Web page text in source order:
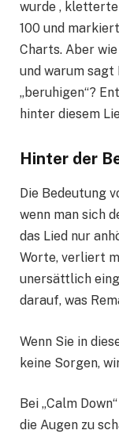
wurde ,
100 und
Charts. Aber
und warum sagt
„beruhigen“?
hinter diesem
Hinter der
Die Bedeutung
wenn man sich
das Lied nur
Worte, verliert
unersättlich
darauf, was
Wenn Sie in
keine Sorgen,
Bei „Calm
die Augen zu